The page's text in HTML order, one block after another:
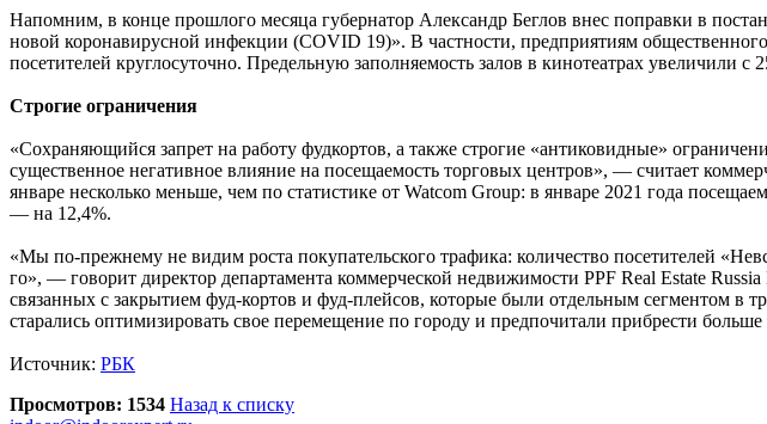
Напомним, в конце прошлого месяца губернатор Александр Беглов внес поправки в
новой коронавирусной инфекции (COVID 19)». В частности, предприятиям
посетителей круглосуточно. Предельную заполняемость залов в кинотеатрах увеличили
Строгие ограничения
«Сохраняющийся запрет на работу фудкортов, а также строгие «антиковидные»
существенное негативное влияние на посещаемость торговых центров», — считает
январе несколько меньше, чем по статистике от Watcom Group: в январе 2021 года
— на 12,4%.
«Мы по-прежнему не видим роста покупательского трафика: количество посетителей
го», — говорит директор департамента коммерческой недвижимости PPF Real Estate
связанных с закрытием фуд-кортов и фуд-плейсов, которые были отдельным сегментом
старались оптимизировать свое перемещение по городу и предпочитали прибрести
Источник: РБК
Просмотров: 1534 Назад к списку